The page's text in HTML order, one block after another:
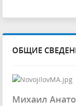
ОБЩИЕ
Михаил